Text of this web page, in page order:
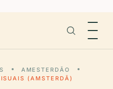
AMESTERDÃO
(AMSTERDÃ)